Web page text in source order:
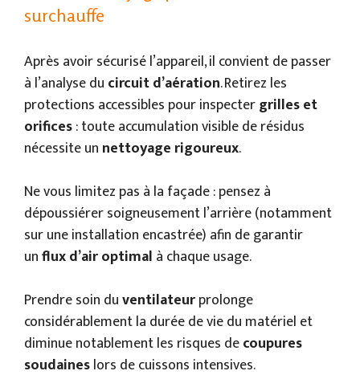
surchauffe
Après avoir sécurisé l’appareil, il convient de passer
à l’analyse du circuit d’aération. Retirez les
protections accessibles pour inspectergrilles et
orifices: toute accumulation visible de résidus
nécessite un nettoyage rigoureux.
Ne vous limitez pas à la façade : pensez à
dépoussiérer soigneusement l’arrière (notamment
sur une installation encastrée) afin de garantir
unflux d’air optimal à chaque usage.
Prendre soin duventilateurprolonge
considérablement la durée de vie du matériel et
diminue notablement les risques decoupures
soudaineslors de cuissons intensives.